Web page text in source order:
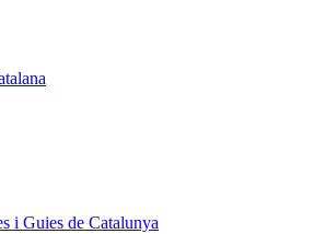
i Guies de Catalunya